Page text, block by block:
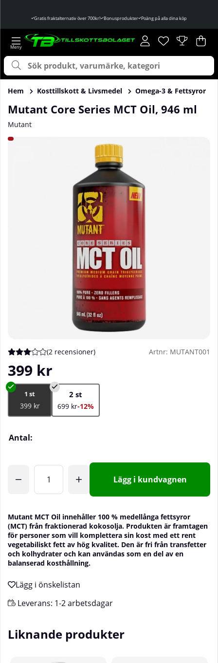
Gratis fraktalternativ över 700kr! Bonusprodukter Poäng på alla dina köp
Önskelista
Antal i
. .
Hem Kosttillskott & Livsmedel Omega-3 & Fettsyror
Mutant Core Series MCT Oil, 946 ml
Mutant
Produktbilder Mutant Core Series MCT Oil, 946 ml
Medelbetyg 3 av 5 Antal betyg 2
(2 recensioner) Artnr: MUTANT001
399 kr
1 st
399 kr
2 st
699 kr-12%
Antal:
Lägg i kundvagnen
Mutant MCT Oil innehåller 100 % medellånga fettsyror
(MCT) från fraktionerad kokosolja. Produkten är framtagen
för personer som vill komplettera sin kost med ett rent
vegetabiliskt fett av hög kvalitet. Den är fri från transfetter
och kolhydrater och kan användas som en del av en
balanserad kosthållning.
Leverans: 1-2 arbetsdagar
Liknande produkter